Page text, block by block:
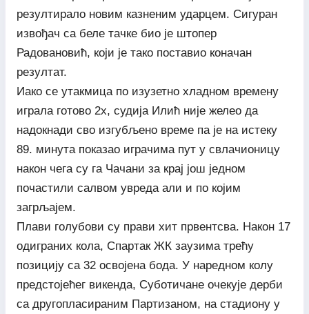
резултирало новим казненим ударцем. Сигуран
извођач са беле тачке био је штопер
Радовановић, који је тако поставио коначан
резултат.
Иако се утакмица по изузетно хладном времену
играла готово 2х, судија Илић није желео да
надокнади сво изгубљено време па је на истеку
89. минута показао играчима пут у свлачионицу
након чега су га Чачани за крај још једном
почастили салвом увреда али и по којим
загрљајем.
Плави голубови су прави хит првентсва. Након 17
одиграних кола, Спартак ЖК заузима трећу
позицију са 32 освојена бода. У наредном колу
предстојећег викенда, Суботичане очекује дерби
са другопласираним Партизаном, на стадиону у